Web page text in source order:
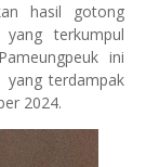
hasil gotong
terkumpul
ini
yang terdampak
2024.